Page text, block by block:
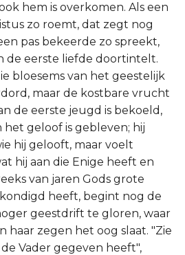
hem is overkomen. Als een
zo roemt, dat zegt nog
pas bekeerde zo spreekt,
de eerste liefde doortintelt.
bloesems van het geestelijk
maar de kostbare vrucht
de eerste jeugd is bekoeld,
geloof is gebleven; hij
hij gelooft, maar voelt
hij aan die Enige heeft en
van jaren Gods grote
heeft, begint nog de
geestdrift te gloren, waar
haar zegen het oog slaat. "Zie
Vader gegeven heeft",